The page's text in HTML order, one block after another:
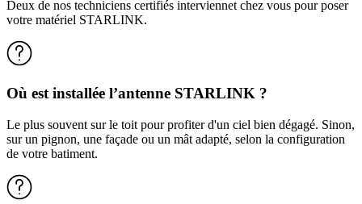
Deux de nos techniciens certifiés interviennet chez vous pour poser
votre matériel STARLINK.
Où est installée l’antenne STARLINK ?
Le plus souvent sur le toit pour profiter d'un ciel bien dégagé. Sinon,
sur un pignon, une façade ou un mât adapté, selon la configuration
de votre batiment.